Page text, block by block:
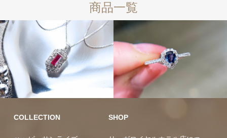
商品一覧
アリー
レアストーン
10万円均一
COLLECTION SHOP